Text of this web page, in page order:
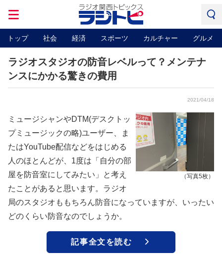
トップ 社会 経済 スポーツ カルチャー グルメ
ラジオスタジオの防音レベルって？メンテナ
ンスにかかる驚きの費用
2021/04/18
（写真5枚）
ミュージシャンやDTM(デスクトッ
プミュージックの略)ユーザー、ま
たはYouTube配信などをはじめる
人のほとんどが、1度は「自分の部
屋を防音室にしてみたい」と考え
たことがあると思います。ラジオ
局のスタジオももちろん防音になっていますが、いったい
どのくらい防音なのでしょうか。
記事全文を読む